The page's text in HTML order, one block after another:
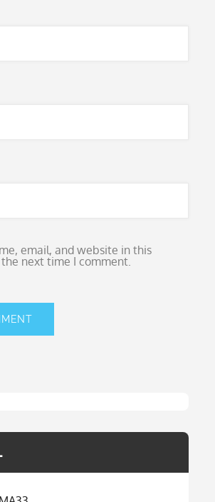
email, and website in this
next time I comment.